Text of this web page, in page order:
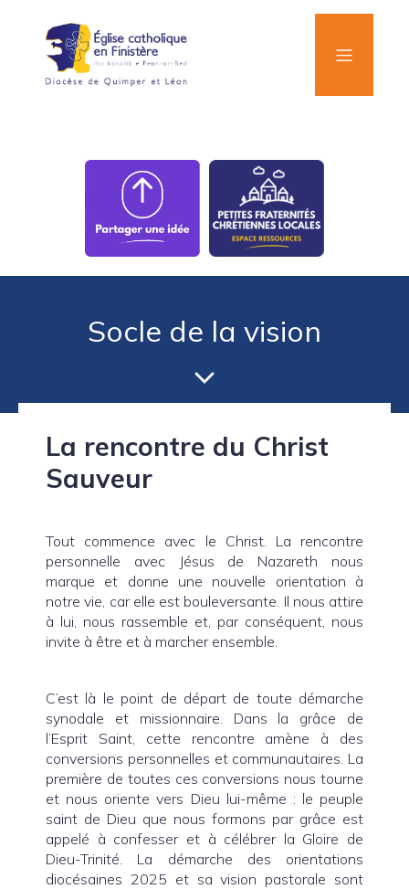
Socle de la vision
La rencontre du Christ
Sauveur
Tout commence avec le Christ. La rencontre
personnelle avec Jésus de Nazareth nous
marque et donne une nouvelle orientation à
notre vie, car elle est bouleversante. Il nous attire
à lui, nous rassemble et, par conséquent, nous
invite à être et à marcher ensemble.
C’est là le point de départ de toute démarche
synodale et missionnaire. Dans la grâce de
l’Esprit Saint, cette rencontre amène à des
conversions personnelles et communautaires. La
première de toutes ces conversions nous tourne
et nous oriente vers Dieu lui-même : le peuple
saint de Dieu que nous formons par grâce est
appelé à confesser et à célébrer la Gloire de
Dieu-Trinité. La démarche des orientations
diocésaines 2025 et sa vision pastorale sont